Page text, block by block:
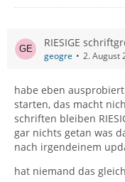
RIESIGE
geogre 2. August
habe eben
starten, das macht
schriften bleiben
gar nichts getan was
nach irgendeinem
hat niemand das